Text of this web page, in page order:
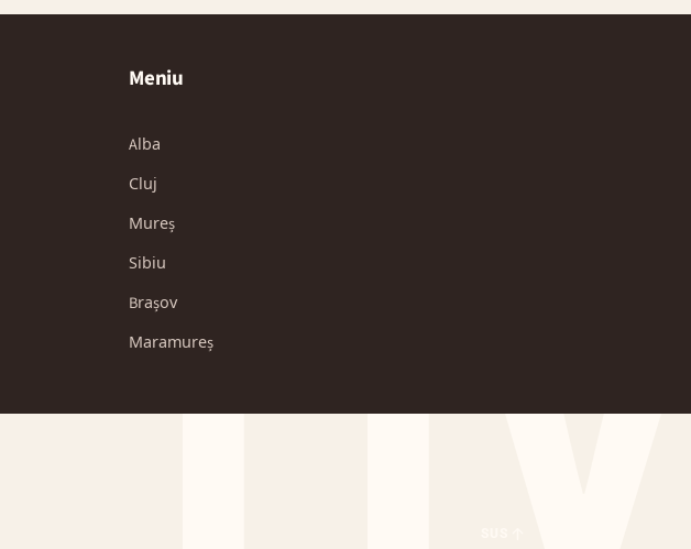
TTV
Meniu
Alba
Cluj
Mureș
Sibiu
Brașov
Maramureș